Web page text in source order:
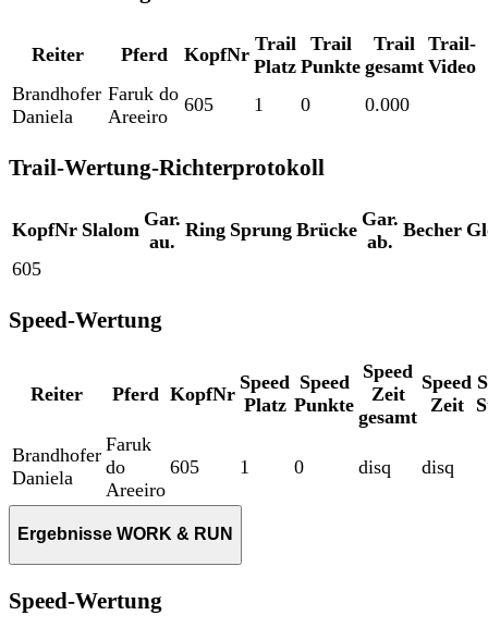
Reiter Pferd KopfNr Trail
Platz
Trail
Punkte
Trail
gesamt
Trail-
Video
Brandhofer
Daniela
Faruk do
Areeiro
605 1 0 0.000
Trail-Wertung-Richterprotokoll
KopfNr Slalom Gar.
au.
Ring Sprung Brücke Gar.
ab.
Becher
605
Speed-Wertung
Reiter Pferd KopfNr
Speed
Platz
Speed
Punkte
Speed
Zeit
gesamt
Speed
Zeit
Brandhofer
Daniela
Faruk
do
Areeiro
605 1 0 disq disq
Ergebnisse WORK & RUN
Speed-Wertung